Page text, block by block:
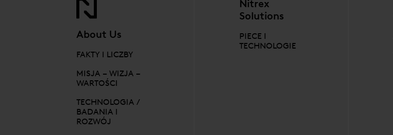
About Us
FAKTY I LICZBY
MISJA – WIZJA –
WARTOŚCI
TECHNOLOGIA /
BADANIA I
ROZWÓJ
Nitrex
Solutions
PIECE I
TECHNOLOGIE